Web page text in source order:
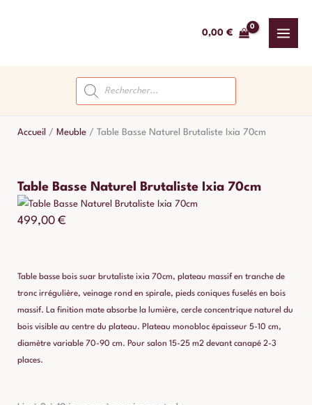
0,00 €
Recherche
de
produits
Accueil / Meuble / Table Basse Naturel Brutaliste Ixia 70cm
Table Basse Naturel Brutaliste Ixia 70cm
499,00 €
Table basse bois suar brutaliste ixia 70cm, plateau massif en tranche de
tronc irrégulière, veinage rond en spirale, pieds coniques fuselés en bois
massif. La finition mate absorbe la lumière, cercle concentrique naturel du
bois visible au centre du plateau. Plateau monobloc épaisseur 5-10 cm,
diamètre variable 70-90 cm. Pour salon 15-25 m2 devant canapé 2-3
places.